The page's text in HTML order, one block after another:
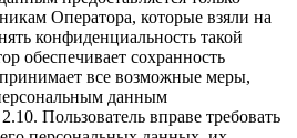
Оператора, которые взяли на
конфиденциальность такой
обеспечивает сохранность
все возможные меры,
данным
Пользователь вправе требовать